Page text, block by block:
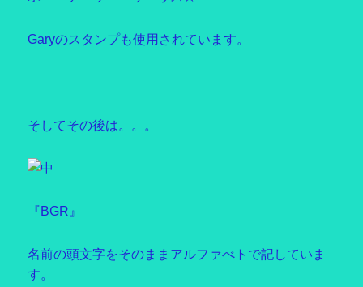
Garyのスタンプも使用されています。
そしてその後は。。。
『BGR』
名前の頭文字をそのままアルファべトで記していま
す。